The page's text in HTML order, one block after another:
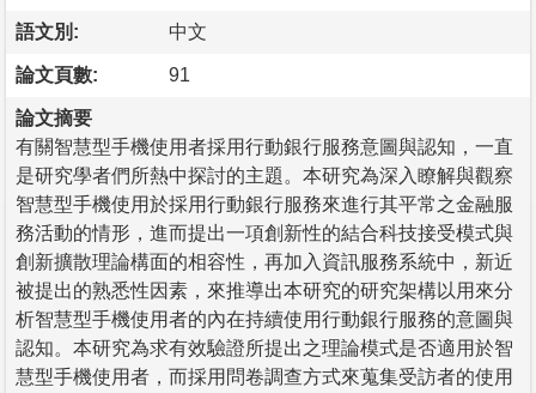
語文別: 中文
論文頁數: 91
論文摘要
有關智慧型手機使用者採用行動銀行服務意圖與認知，一直
是研究學者們所熱中探討的主題。本研究為深入瞭解與觀察
智慧型手機使用於採用行動銀行服務來進行其平常之金融服
務活動的情形，進而提出一項創新性的結合科技接受模式與
創新擴散理論構面的相容性，再加入資訊服務系統中，新近
被提出的熟悉性因素，來推導出本研究的研究架構以用來分
析智慧型手機使用者的內在持續使用行動銀行服務的意圖與
認知。本研究為求有效驗證所提出之理論模式是否適用於智
慧型手機使用者，而採用問卷調查方式來蒐集受訪者的使用